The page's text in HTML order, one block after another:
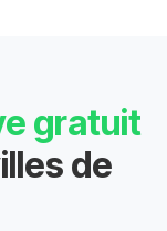
gratuit
de